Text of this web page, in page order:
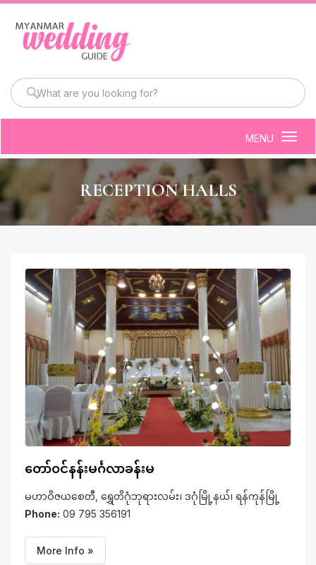
MENU
RECEPTION HALLS
တော်ဝင်နန်းမင်္ဂလာခန်းမ
မဟာဝိဇယစေတီ, ရွှေတိဂုံဘုရားလမ်း၊ ဒဂုံမြို့နယ်၊ ရန်ကုန်မြို့
Phone: 09 795 356191
More Info »